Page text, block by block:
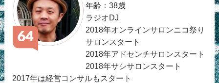
年齢：38歳
ラジオDJ
2018年オンラインサロンニコ祭り
サロンスタート
2018年アドセンチサロンスタート
2018年サシサロンスタート
2017年は経営コンサルもスタート